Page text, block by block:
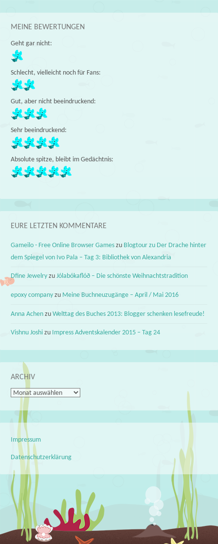
MEINE BEWERTUNGEN
Geht gar nicht:
Schlecht, vielleicht noch für Fans:
Gut, aber nicht beeindruckend:
Sehr beeindruckend:
Absolute spitze, bleibt im Gedächtnis:
EURE LETZTEN KOMMENTARE
Gameilo - Free Online Browser Games zu Blogtour zu Der Drache hinter
dem Spiegel von Ivo Pala – Tag 3: Bibliothek von Alexandria
Dfine Jewelry zuJólabókaflóð – Die schönste Weihnachtstradition
epoxy company zu Meine Buchneuzugänge – April / Mai 2016
Anna Achen zuWelttag des Buches 2013: Blogger schenken lesefreude!
Vishnu Joshi zu Impress Adventskalender 2015 – Tag 24
ARCHIV
Archiv
Impressum
Datenschutzerklärung